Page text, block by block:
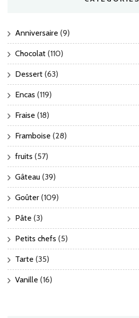
Anniversaire (9)
Chocolat (110)
Dessert (63)
Encas (119)
Fraise (18)
Framboise (28)
fruits (57)
Gâteau (39)
Goûter (109)
Pâte (3)
Petits chefs (5)
Tarte (35)
Vanille (16)